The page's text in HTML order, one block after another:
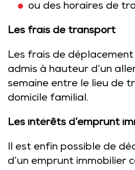
ou des horaires de
Les frais de transport
Les frais de
admis à hauteur d’un
semaine entre le lieu de
domicile familial.
Les intérêts d’emprunt
Il est enfin possible de
d’un emprunt immobilier